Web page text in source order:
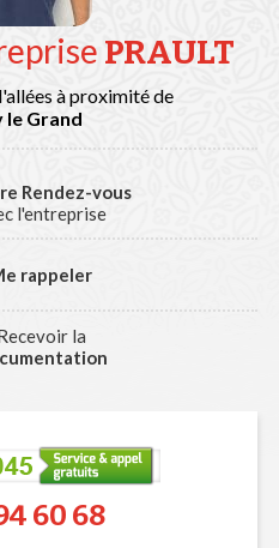
PRAULT
à proximité de
le Grand
Rendez-vous
l'entreprise
rappeler
la
60 68